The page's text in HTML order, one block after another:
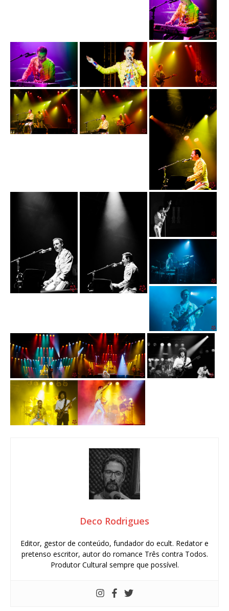
Deco Rodrigues
Editor, gestor de conteúdo, fundador do ecult. Redator e
pretenso escritor, autor do romance Três contra Todos.
Produtor Cultural sempre que possível.